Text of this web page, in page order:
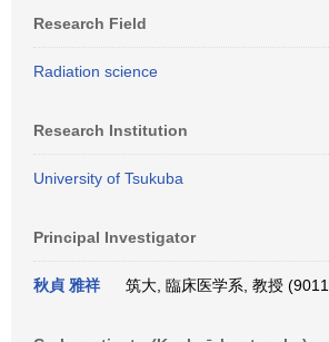
Research Field
Radiation science
Research Institution
University of Tsukuba
Principal Investigator
秋貞 雅祥 筑大, 臨床医学系, 教授